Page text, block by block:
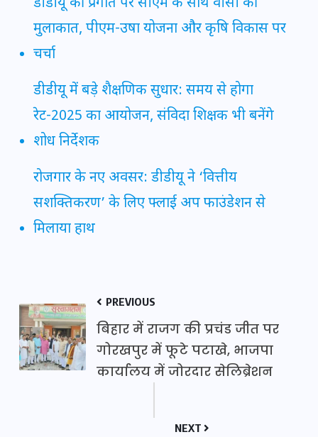
मुलाकात, पीएम-उषा योजना और कृषि विकास पर
चर्चा
डीडीयू में बड़े शैक्षणिक सुधार: समय से होगा
रेट-2025 का आयोजन, संविदा शिक्षक भी बनेंगे
शोध निर्देशक
रोजगार के नए अवसर: डीडीयू ने ‘वित्तीय
सशक्तिकरण’ के लिए फ्लाई अप फाउंडेशन से
मिलाया हाथ
PREVIOUS
बिहार में राजग की प्रचंड जीत पर
गोरखपुर में फूटे पटाखे, भाजपा
कार्यालय में जोरदार सेलिब्रेशन
NEXT